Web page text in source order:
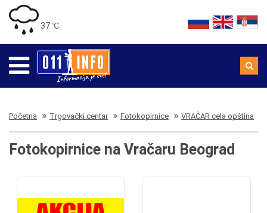
37 ℃
Početna Trgovački centar Fotokopirnice VRAČAR cela opština
Fotokopirnice na Vračaru Beograd